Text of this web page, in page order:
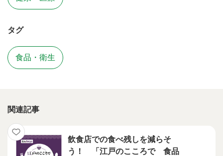
タグ
食品・衛生
関連記事
飲食店での食べ残しを減らそ
う！ 「江戸のこころで 食品